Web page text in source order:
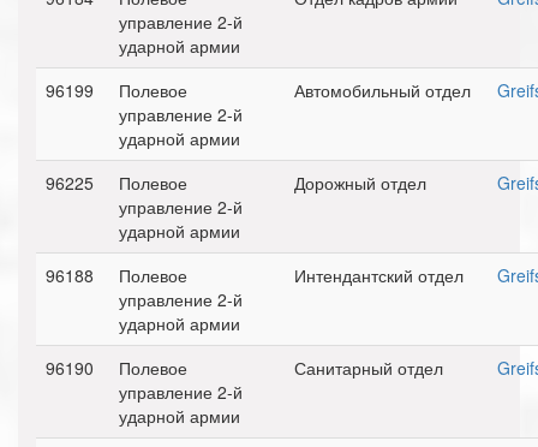
управление 2-й
ударной армии
96199
Полевое
управление 2-й
ударной армии
Автомобильный отдел
96225
Полевое
управление 2-й
ударной армии
Дорожный отдел
96188
Полевое
управление 2-й
ударной армии
Интендантский отдел
96190
Полевое
управление 2-й
ударной армии
Санитарный отдел